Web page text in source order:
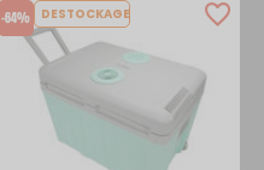
-64% DESTOCKAGE